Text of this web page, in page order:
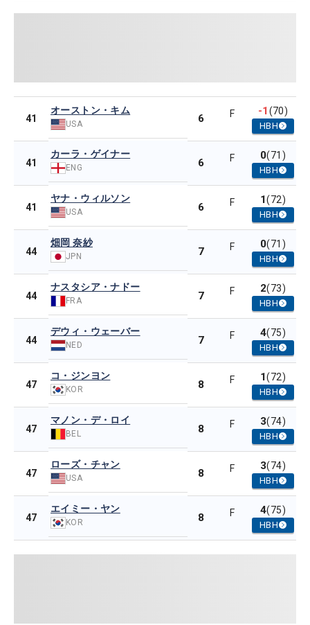
41
オーストン・キム
USA 6 F -1(70)
HBH
41
カーラ・ゲイナー
ENG 6 F 0(71)
HBH
41
ヤナ・ウィルソン
USA 6 F 1(72)
HBH
44
畑岡 奈紗
JPN 7 F 0(71)
HBH
44
ナスタシア・ナドー
FRA 7 F 2(73)
HBH
44
デウィ・ウェーバー
NED 7 F 4(75)
HBH
47
コ・ジンヨン
KOR 8 F 1(72)
HBH
47
マノン・デ・ロイ
BEL 8 F 3(74)
HBH
47
ローズ・チャン
USA 8 F 3(74)
HBH
47
エイミー・ヤン
KOR 8 F 4(75)
HBH